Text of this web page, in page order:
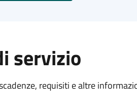
servizio
requisiti e altre